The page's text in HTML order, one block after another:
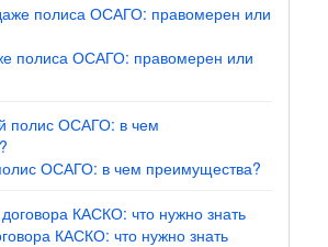
полиса ОСАГО: правомерен или
ОСАГО: в чем преимущества?
КАСКО: что нужно знать